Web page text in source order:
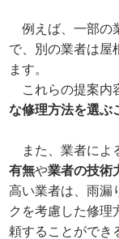
例えば、一部の
で、別の業者は屋
ます。
これらの提案内
な修理方法を選ぶ
また、業者によ
有無や業者の技術
高い業者は、雨漏
クを考慮した修理
頼することができ